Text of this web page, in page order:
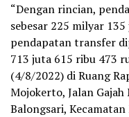
“Dengan rincian,
sebesar 225 milyar
pendapatan transfer
713 juta 615 ribu 473
(4/8/2022) di Ruang
Mojokerto, Jalan
Balongsari,